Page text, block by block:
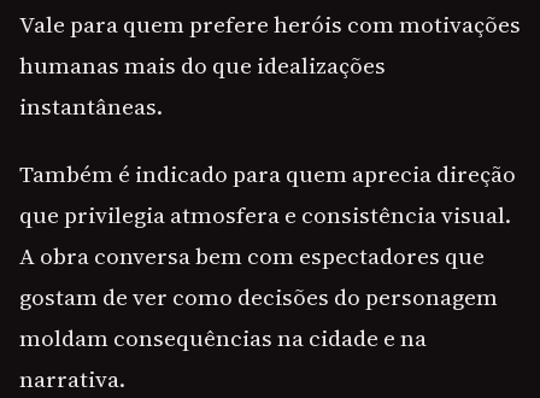
Vale para quem prefere heróis com motivações
humanas mais do que idealizações
instantâneas.
Também é indicado para quem aprecia direção
que privilegia atmosfera e consistência visual.
A obra conversa bem com espectadores que
gostam de ver como decisões do personagem
moldam consequências na cidade e na
narrativa.